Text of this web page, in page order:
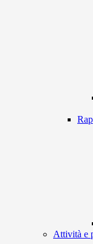
Attività e